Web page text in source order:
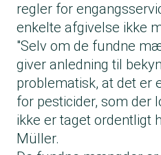
regler for
enkelte afgivelse ikke
"Selv om de fundne
giver anledning til
problematisk, at det er
for pesticider, som der
ikke er taget ordentligt
Müller.